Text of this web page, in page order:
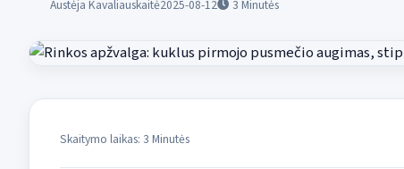
Austėja Kavaliauskaitė2025-08-12 3 Minutės
Skaitymo laikas: 3 Minutės